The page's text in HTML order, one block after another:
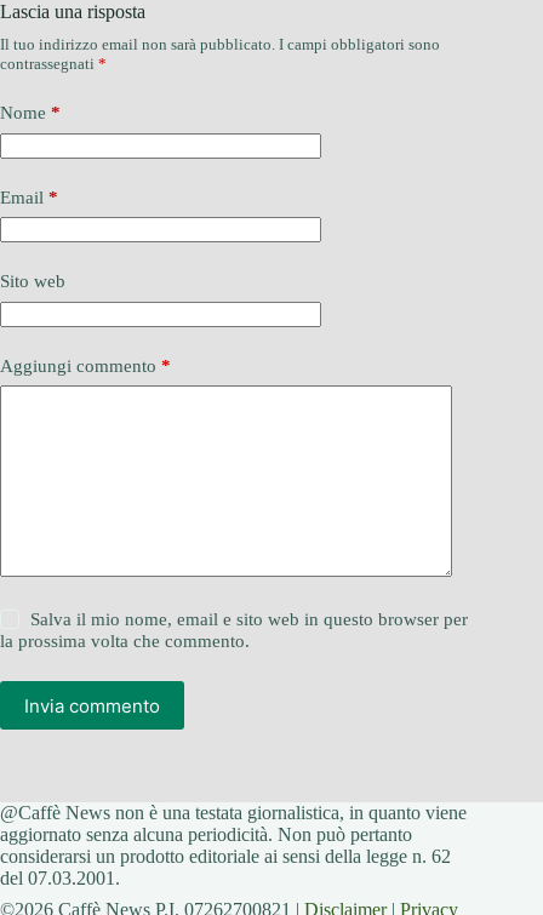
Lascia una risposta
Il tuo indirizzo email non sarà pubblicato. I campi obbligatori sono
contrassegnati *
Nome *
Email *
Sito web
Aggiungi commento *
Salva il mio nome, email e sito web in questo browser per
la prossima volta che commento.
Invia commento
@Caffè News non è una testata giornalistica, in quanto viene
aggiornato senza alcuna periodicità. Non può pertanto
considerarsi un prodotto editoriale ai sensi della legge n. 62
del 07.03.2001.
©2026 Caffè News P.I. 07262700821 | Disclaimer| Privacy